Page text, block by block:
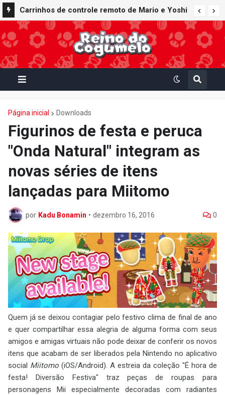
Carrinhos de controle remoto de Mario e Yoshi
inspirados em Mario Kart World são lançados
pela fabricante Kyosho Egg
Página inicial Downloads
Figurinos de festa e peruca
"Onda Natural" integram as
novas séries de itens
lançadas para Miitomo
por Kadu Bonamin • dezembro 16, 2016 0
Quem já se deixou contagiar pelo festivo clima de final de ano
e quer compartilhar essa alegria de alguma forma com seus
amigos e amigas virtuais não pode deixar de conferir os novos
itens que acabam de ser liberados pela Nintendo no aplicativo
social Miitomo (iOS/Android). A estreia da coleção "É hora de
festa! Diversão Festiva" traz peças de roupas para
personagens Mii especialmente decoradas com radiantes